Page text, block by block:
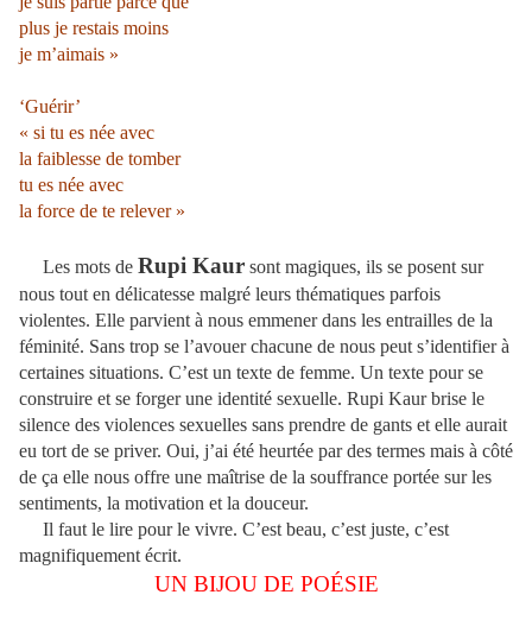
plus je restais moins
je m’aimais »
‘Guérir’
« si tu es née avec
la faiblesse de tomber
tu es née avec
la force de te relever »
Les mots de Rupi Kaur sont magiques, ils se posent sur
nous tout en délicatesse malgré leurs thématiques parfois
violentes. Elle parvient à nous emmener dans les entrailles de la
féminité. Sans trop se l’avouer chacune de nous peut s’identifier à
certaines situations. C’est un texte de femme. Un texte pour se
construire et se forger une identité sexuelle. Rupi Kaur brise le
silence des violences sexuelles sans prendre de gants et elle aurait
eu tort de se priver. Oui, j’ai été heurtée par des termes mais à côté
de ça elle nous offre une maîtrise de la souffrance portée sur les
sentiments, la motivation et la douceur.
Il faut le lire pour le vivre. C’est beau, c’est juste, c’est
magnifiquement écrit.
UN BIJOU DE POÉSIE